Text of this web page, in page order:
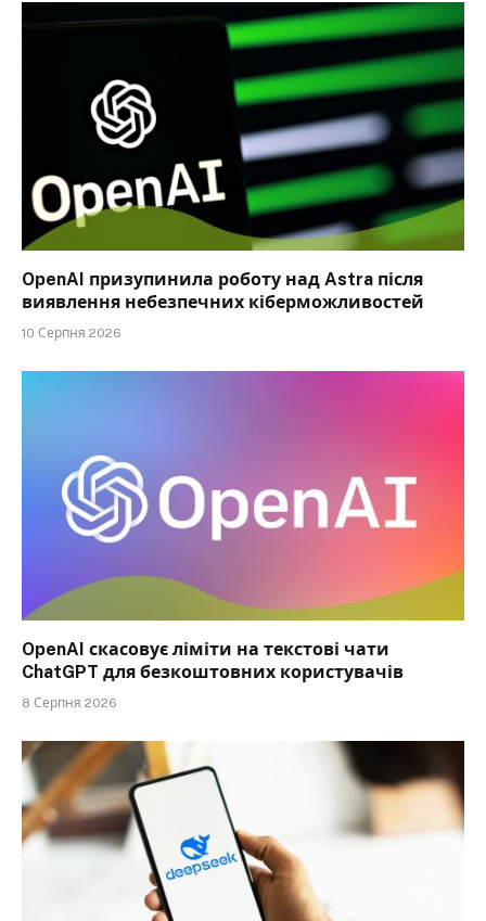
OpenAI призупинила роботу над Astra після
виявлення небезпечних кіберможливостей
10 Серпня 2026
OpenAI скасовує ліміти на текстові чати
ChatGPT для безкоштовних користувачів
8 Серпня 2026